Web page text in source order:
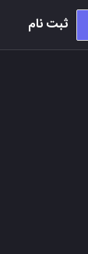
ثبت نام